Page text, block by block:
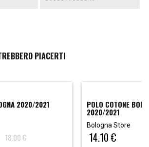
PIACERTI
2020/2021
18.00 €
POLO COTONE
2020/2021
Bologna Store
14.10 €